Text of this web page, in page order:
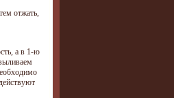
отжать,
а в 1-ю